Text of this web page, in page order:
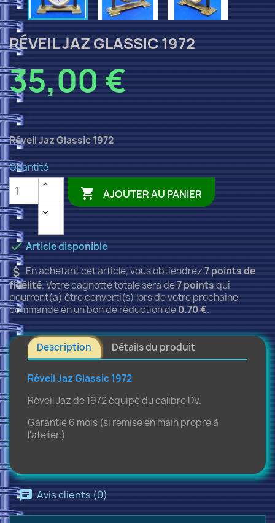
RÉVEIL JAZ GLASSIC 1972
35,00 €
Réveil Jaz Glassic 1972
Quantité
 AJOUTER AU PANIER
Article disponible
attach_moneyEn achetant cet article, vous obtiendrez7points de
fidélité. Votre cagnotte totale sera de7pointsqui
pourront(a) être converti(s) lors de votre prochaine
commande en un bon de réduction de0.70 €.
Description Détails du produit
Réveil Jaz Glassic 1972
Réveil Jaz de 1972 équipé du calibre DV.
Garantie 6 mois (si remise en main propre à
l'atelier.)
Avis clients (0)